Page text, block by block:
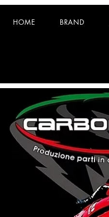
HOME BRAND